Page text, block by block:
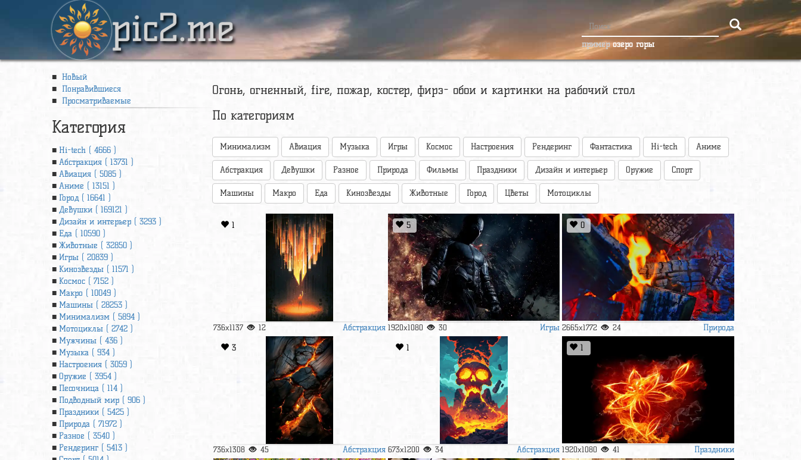
pic2.me примерозеро горы
Новый
Понравившиеся
Просматриваемые
Категория
Hi-tech ( 4666 )
Абстракция ( 13731 )
Авиация ( 5085 )
Аниме ( 13151 )
Город ( 16641 )
Девушки ( 169121 )
Дизайн и интерьер ( 3293 )
Еда ( 10590 )
Животные ( 32850 )
Игры ( 20839 )
Кинозвезды ( 11571 )
Космос ( 7152 )
Макро ( 10049 )
Машины ( 28253 )
Минимализм ( 5894 )
Мотоциклы ( 2742 )
Мужчины ( 436 )
Музыка ( 934 )
Настроения ( 3059 )
Оружие ( 3954 )
Песочница ( 114 )
Подводный мир ( 906 )
Праздники ( 5425 )
Природа ( 71972 )
Разное ( 3540 )
Рендеринг ( 5413 )
Огонь, огненный, fire, пожар, костер, фирэ- обои и картинки на рабочий стол
По категориям
Минимализм Авиация Музыка Игры Космос Настроения Рендеринг Фантастика Hi-tech Аниме
Абстракция Девушки Разное Природа Фильмы Праздники Дизайн и интерьер Оружие Спорт
Машины Макро Еда Кинозвезды Животные Город Цветы Мотоциклы
1
736x1137 12 Абстракция
5
1920x1080 30 Игры
0
2665x1772 24
Природа
3
736x1308 45 Абстракция
1
673x1200 34 Абстракция
1
1920x1080 41
Праздники